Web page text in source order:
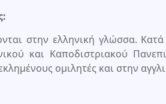
στην ελληνική γλώσσα.
και Καποδιστριακού
ομιλητές και στην